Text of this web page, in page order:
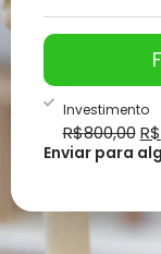
Investimento
R$800,00 R$
Enviar para